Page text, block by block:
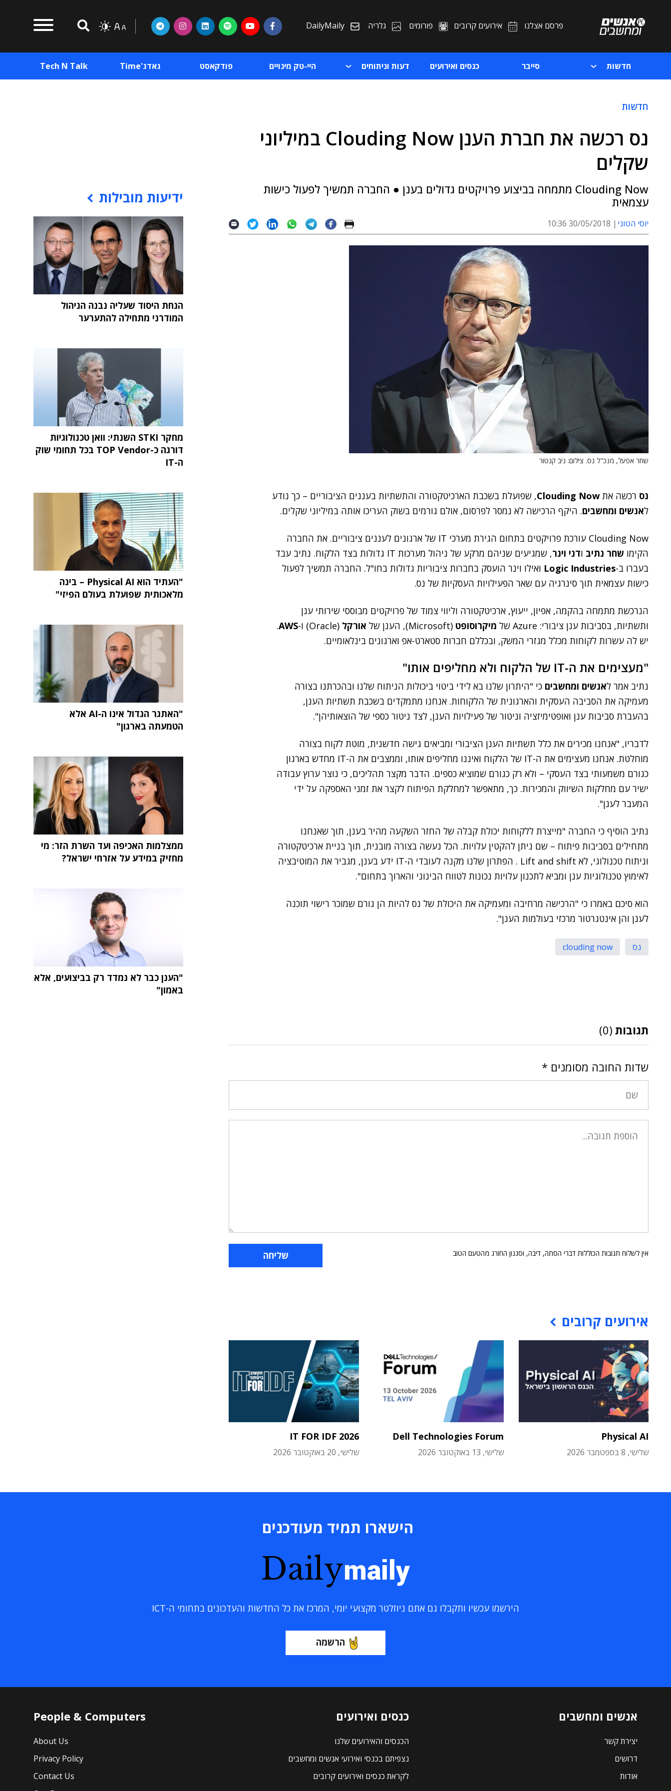
פרסם אצלנו אירועים קרובים פורומים גלריה DailyMaily
חדשות סייבר כנסים ואירועים דעות וניתוחים היי-טק מינויים פודקאסט גאדג'Time Tech N Talk
חדשות
נס רכשה את חברת הענן Clouding Now במיליוני
שקלים
Clouding Now מתמחה בביצוע פרויקטים גדולים בענן ● החברה תמשיך לפעול כישות
עצמאית
יוסי הטוני 30/05/2018 10:36
שחר אפעל, מנכ"ל נס. צילום: ניב קנטור
נס רכשה אתClouding Now, שפועלת בשכבת הארכיטקטורה והתשתיות בעננים הציבוריים – כך נודע
לאנשים ומחשבים. היקף הרכישה לא נמסר לפרסום, אולם גורמים בשוק העריכו אותה במיליוני שקלים.
Clouding Now עורכת פרויקטים בתחום הגירת מערכי IT של ארגונים לעננים ציבוריים. את החברה
הקימו שחר נתיב ודני וינר
, שמגיעים שניהם מרקע של ניהול מערכות IT גדולות בצד הלקוח. נתיב עבד
בעברו ב-Logic Industries ואילו וינר הועסק בחברות ציבוריות גדולות בחו"ל. החברה תמשיך לפעול
כישות עצמאית תוך סינרגיה עם שאר הפעילויות העסקיות של נס.
הנרכשת מתמחה בהקמה, אפיון, ייעוץ, ארכיטקטורה וליווי צמוד של פרויקטים מבוססי שירותי ענן
ותשתיות, בסביבות ענן ציבורי: Azure של
מיקרוסופט (Microsoft), הענן של אורקל (Oracle) ו- AWS
.
יש לה עשרות לקוחות מכלל מגזרי המשק, ובכללם חברות סטארט-אפ וארגונים בינלאומיים.
"מעצימים את ה-IT של הלקוח ולא מחליפים אותו"
נתיב אמר לאנשים ומחשבים כי "היתרון שלנו בא לידי ביטוי ביכולות הניתוח שלנו ובהכרתנו בצורה
מעמיקה את הסביבה העסקית והארגונית של הלקוחות. אנחנו מתמקדים בשכבת תשתיות הענן,
בהעברת סביבות ענן ואופטימיזציה וניטור של פעילויות הענן, לצד ניטור כספי של הוצאותיהן".
לדבריו, "אנחנו מכירים את כלל תשתיות הענן הציבורי ומביאים גישה חדשנית, מוטת לקוח בצורה
מוחלטת. אנחנו מעצימים את ה-IT של הלקוח ואיננו מחליפים אותו, וממצבים את ה-IT מחדש בארגון
כגורם משמעותי בצד העסקי – ולא רק כגורם שמוציא כספים. הדבר מקצר תהליכים, כי נוצר ערוץ עבודה
ישיר עם מחלקות השיווק והמכירות. כך, מתאפשר למחלקת הפיתוח לקצר את זמני האספקה על ידי
המעבר לענן".
נתיב הוסיף כי החברה "מייצרת ללקוחות יכולת קבלה של החזר השקעה מהיר בענן, תוך שאנחנו
מתחילים בסביבות פיתוח – שם ניתן להקטין עלויות. הכל נעשה בצורה מובנית, תוך בניית ארכיטקטורה
וניתוח טכנולוגי, לא Lift and shift . הפתרון שלנו מקנה לעובדי ה-IT ידע בענן, מגביר את המוטיבציה
לאימוץ טכנולוגיות ענן ומביא לתכנון עלויות נכונות לטווח הבינוני והארוך בתחום".
הוא סיכם באמרו כי "הרכישה מרחיבה ומעמיקה את היכולת של נס להיות הן גורם שמוכר רישוי תוכנה
לענן והן אינטגרטור מרכזי בעולמות הענן".
נס clouding now
תגובות (0)
שדות החובה מסומנים *
אין לשלוח תגובות הכוללות דברי הסתה, דיבה, וסגנון החורג מהטעם הטוב
אירועים קרובים
Physical AI
שלישי, 8 בספטמבר 2026
Dell Technologies Forum
שלישי, 13 באוקטובר 2026
IT FOR IDF 2026
שלישי, 20 באוקטובר 2026
ידיעות מובילות
הנחת היסוד שעליה נבנה הניהול
המודרני מתחילה להתערער
מחקר STKI השנתי: וואן טכנולוגיות
דורגה כ-TOP Vendor בכל תחומי שוק
ה-IT
"העתיד הוא Physical AI – בינה
מלאכותית שפועלת בעולם הפיזי"
"האתגר הגדול אינו ה-AI אלא
הטמעתה בארגון"
ממצלמות האכיפה ועד השרת הזר: מי
מחזיק במידע על אזרחי ישראל?
"הענן כבר לא נמדד רק בביצועים, אלא
באמון"
הישארו תמיד מעודכנים
Dailymaily
הירשמו עכשיו ותקבלו גם אתם ניוזלטר מקצועי יומי, המרכז את כל החדשות והעדכונים בתחומי ה-ICT
הרשמה
אנשים ומחשבים
יצירת קשר
דרושים
אודות
כנסים ואירועים
הכנסים והאירועים שלנו
נצפיתם בכנסי ואירועי אנשים ומחשבים
לקראת כנסים ואירועים קרובים
People & Computers
About Us
Privacy Policy
Contact Us